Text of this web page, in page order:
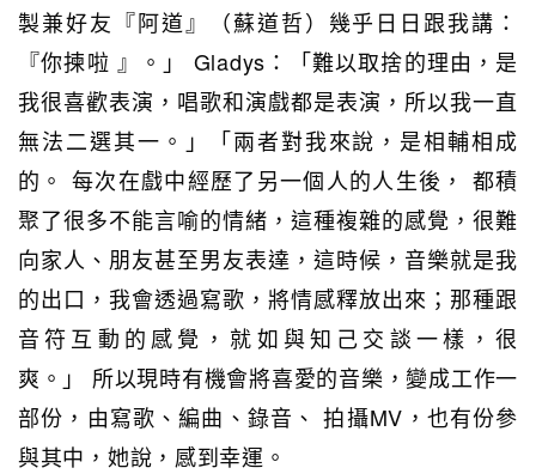
製兼好友『阿道』（蘇道哲）幾乎日日跟我講：
『你揀啦 』。」 Gladys：「難以取捨的理由，是
我很喜歡表演，唱歌和演戲都是表演，所以我一直
無法二選其一。」
「兩者對我來說，是相輔相成
的。 每次在戲中經歷了另一個人的人生後， 都積
聚了很多不能言喻的情緒，這種複雜的感覺，很難
向家人、朋友甚至男友表達，這時候，音樂就是我
的出口，我會透過寫歌，將情感釋放出來；那種跟
音符互動的感覺，就如與知己交談一樣，很
爽。」 所以現時有機會將喜愛的音樂，變成工作一
部份，由寫歌、編曲、錄音、 拍攝MV，也有份參
與其中，她說，感到幸運。